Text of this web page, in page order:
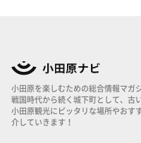
小田原を楽しむための総合情報マガ
戦国時代から続く城下町として、古
小田原観光にピッタリな場所やおす
介していきます！